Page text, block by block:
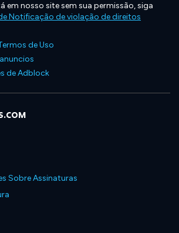
em nosso site sem sua permissão, siga
Notificação de violação de direitos
de Uso
de Adblock
Sobre Assinaturas